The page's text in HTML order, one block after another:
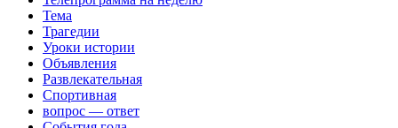
Тема
Трагедии
Уроки истории
Объявления
Развлекательная
Спортивная
вопрос — ответ